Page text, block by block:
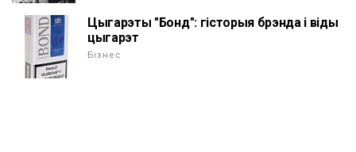
Цыгарэты "Бонд": гісторыя брэнда і віды
цыгарэт
Бізнес